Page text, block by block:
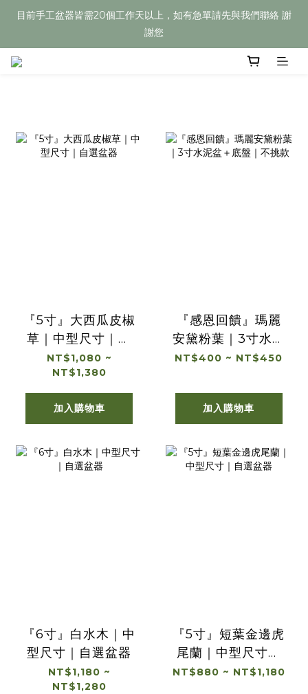
目前手工盆器皆需20個工作天以上，如有急單請先與我們聯絡 謝
謝您
目前手工盆器皆需20個工作天以上，如有急單請先與我們聯絡 謝
謝您
『5寸』大西瓜皮椒
草｜中型尺寸｜自
選盆器
NT$1,080 ~
NT$1,380
加入購物車
『感恩回饋』瑪麗
安黛粉葉｜3寸水泥
盆＋底盤｜不挑款
NT$400 ~ NT$450
加入購物車
『6寸』白水木｜中
型尺寸｜自選盆器
NT$1,180 ~
NT$1,280
『5寸』短葉金邊虎
尾蘭｜中型尺寸｜
自選盆器
NT$880 ~ NT$1,180